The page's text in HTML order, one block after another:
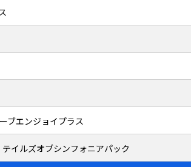
ブエンジョイプラス
イルズオブシンフォニアパック